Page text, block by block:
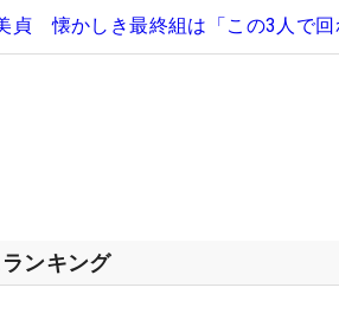
貞 懐かしき最終組は「この3人で回
ンキング